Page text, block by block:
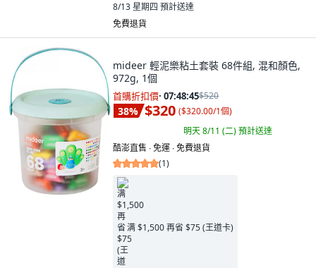
8/13 星期四 預計送達
免費退貨
mideer 輕泥樂粘土套裝 68件組, 混和顏色,
972g, 1個
首購折扣價· 07:48:44$520
38% $320 ($320.00/1個)
明天 8/11 (二)預計送達
酷澎直售 ∙ 免運 ∙ 免費退貨
(1)
满 $1,500 再省 $75 (王道卡)